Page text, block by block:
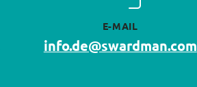
E-MAIL
info.de@swardman.com